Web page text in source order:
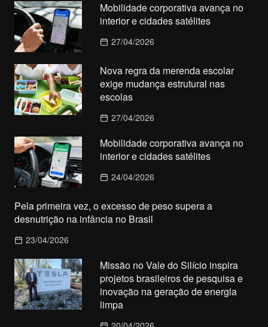
Mobilidade corporativa avança no
interior e cidades satélites
27/04/2026
Nova regra da merenda escolar
exige mudança estrutural nas
escolas
27/04/2026
Mobilidade corporativa avança no
interior e cidades satélites
24/04/2026
Pela primeira vez, o excesso de peso supera a
desnutrição na infância no Brasil
23/04/2026
Missão no Vale do Silício inspira
projetos brasileiros de pesquisa e
inovação na geração de energia
limpa